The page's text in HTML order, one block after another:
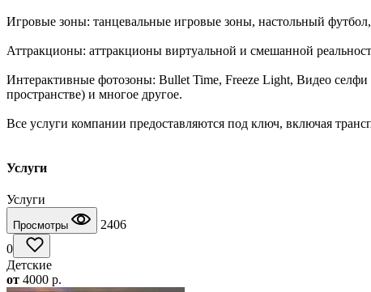
Игровые зоны: танцевальные игровые зоны, настольный
Аттракционы: аттракционы виртуальной и смешанной
Интерактивные фотозоны: Bullet Time, Freeze Light, Видео
пространстве) и многое другое.
Все услуги компании предоставляются под ключ, включая
Услуги
Услуги
Просмотры
2406
0
Детские
от 4000 p.